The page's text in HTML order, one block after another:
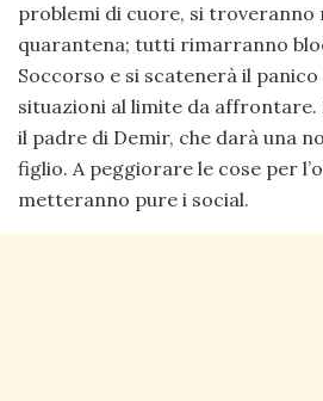
problemi di cuore, si troveranno
quarantena; tutti rimarranno
Soccorso e si scatenerà il
situazioni al limite da affrontare.
il padre di Demir, che darà una
figlio. A peggiorare le cose per
metteranno pure i social.